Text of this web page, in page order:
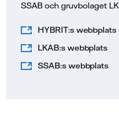
SSAB och gruvbolaget
HYBRIT:s webbplats
LKAB:s webbplats
SSAB:s webbplats